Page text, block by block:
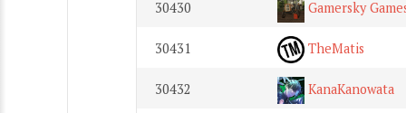
30430 Gamersky
30431 TheMatis
30432 KanaKanowata